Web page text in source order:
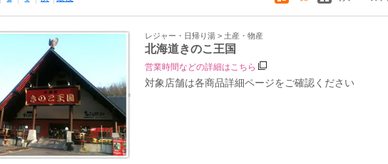
レジャー・日帰り湯 > 土産・物産
北海道きのこ王国
営業時間などの詳細はこちら
対象店舗は各商品詳細ページをご確認ください